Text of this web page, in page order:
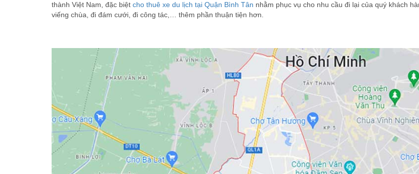
thành Việt Nam, đặc biệtcho thuê xe du lịch tại Quận Bình Tân nhằm phục vụ cho nhu cầu đi lại của quý khách
viếng chùa, đi đám cưới, đi công tác,… thêm phần thuận tiện hơn.